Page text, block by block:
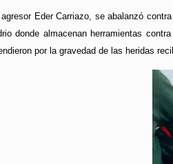
agresor Eder Carriazo, se abalanzó
donde almacenan herramientas
por la gravedad de las heridas